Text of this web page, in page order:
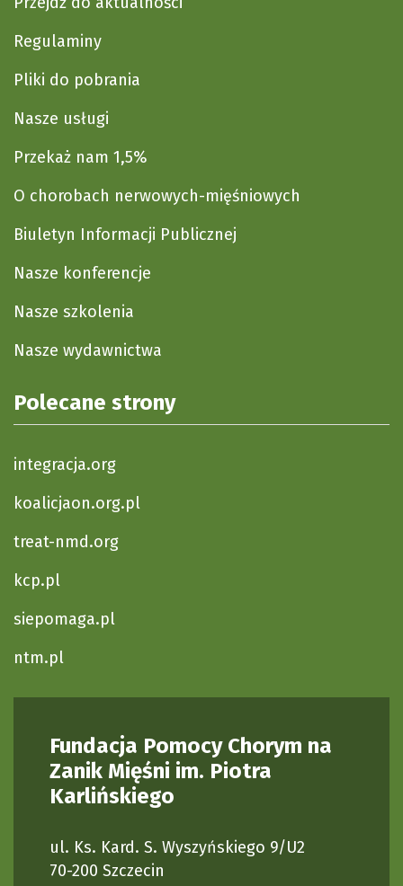
Regulaminy
Pliki do pobrania
Nasze usługi
Przekaż nam 1,5%
O chorobach nerwowych-mięśniowych
Biuletyn Informacji Publicznej
Nasze konferencje
Nasze szkolenia
Nasze wydawnictwa
Polecane strony
integracja.org
koalicjaon.org.pl
treat-nmd.org
kcp.pl
siepomaga.pl
ntm.pl
Fundacja Pomocy Chorym na
Zanik Mięśni im. Piotra
Karlińskiego
ul. Ks. Kard. S. Wyszyńskiego 9/U2
70-200 Szczecin